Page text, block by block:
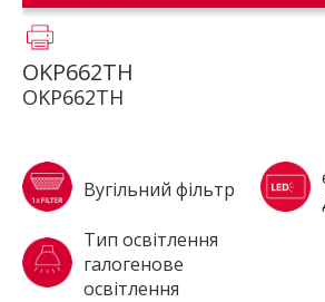
OKP662TH
OKP662TH
Вугільний фільтр
Тип освітлення
галогенове
освітлення